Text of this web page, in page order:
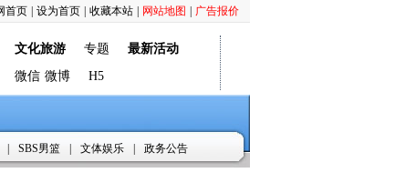
广告报价
网站地图
收藏本站
设为首页
首页
文化旅游 专题
最新活动
微信 微博 H5
SBS男篮 文体娱乐 政务公告